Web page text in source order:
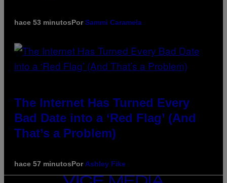
hace 53 minutosPorSammi Caramela
The Internet Has Turned Every
Bad Date into a ‘Red Flag’ (And
That’s a Problem)
hace 57 minutosPor Ashley Fike
VICE